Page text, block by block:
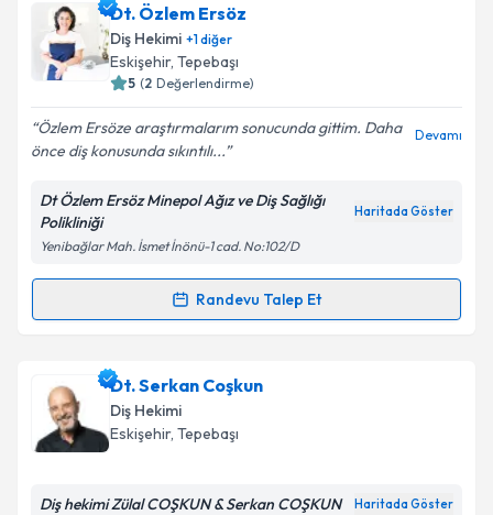
Dr. Dt. Fahri Kavrutiçin randevu takvimi talebi
oluşturun. Size bu uzmandan randevu almanız için bir
takvim hazırlandığında e-posta ile bilgilendireceğiz.
Kişisel verilerimin işlenmesine ilişkin
Aydınlatma
kapsamda işlenmesini kabul ediyorum.
Takvim Talebini Gönder
Dt. Özlem Ersöz
Diş Hekimi +1diğer
Eskişehir, Tepebaşı
5 (2 Değerlendirme)
Özlem Ersöze araştırmalarım sonucunda gittim. Daha
önce diş konusunda sıkıntılı...
Devamı
Dt Özlem Ersöz Minepol Ağız ve Diş Sağlığı
Polikliniği
Haritada Göster
Yenibağlar Mah. İsmet İnönü-1 cad. No:102/D
Randevu Talep Et
Randevu Takvimi Talebi
Dt. Özlem Ersöz için randevu takvimi talebi
oluşturun. Size bu uzmandan randevu almanız için bir
takvim hazırlandığında e-posta ile bilgilendireceğiz.
Dt. Serkan Coşkun
Diş Hekimi
Eskişehir, Tepebaşı
Diş hekimi Zülal COŞKUN & Serkan COŞKUN Haritada Göster